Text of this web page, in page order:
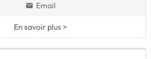
Email
En savoir plus >